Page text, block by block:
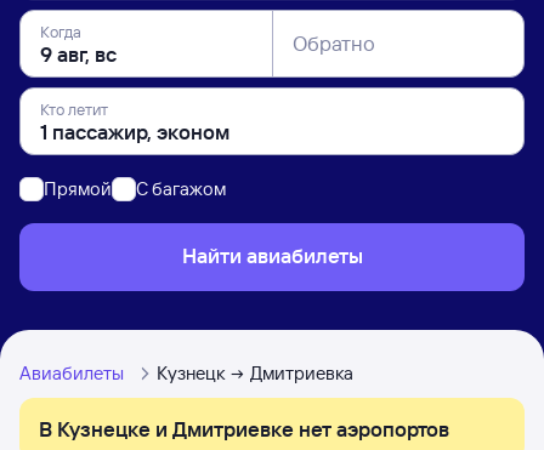
Когда Обратно
Кто летит
Прямой C багажом
Найти авиабилеты
Авиабилеты Кузнецк Дмитриевка
В Кузнецке и Дмитриевке нет аэропортов